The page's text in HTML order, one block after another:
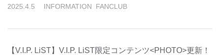
2025 4 5 INFORMATION FANCLUB
【V.I.P. LiST】V.I.P. LiST限定コンテンツ<PHOTO>更新！